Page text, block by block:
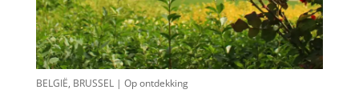
BELGIË, BRUSSEL | Op ontdekking